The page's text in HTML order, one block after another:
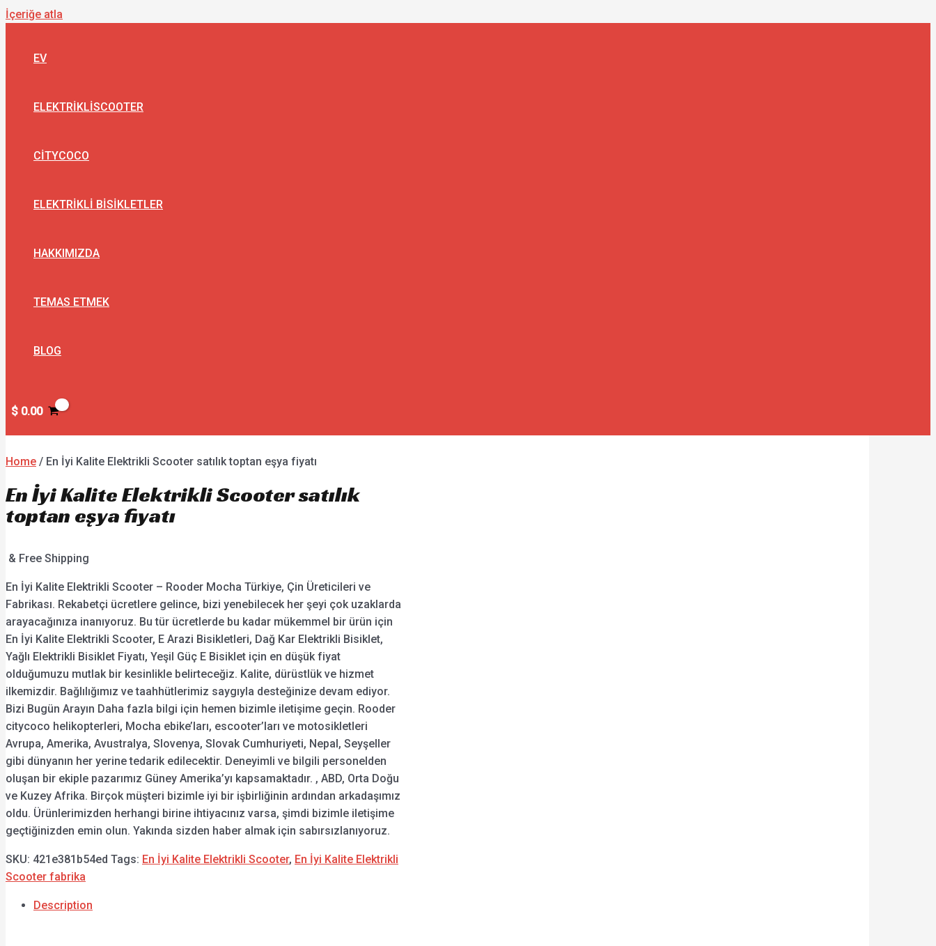
İçeriğe atla
EV
ELEKTRIKLISCOOTER
CITYCOCO
ELEKTRIKLI BISIKLETLER
HAKKIMIZDA
TEMAS ETMEK
BLOG
$ 0.00
Home / En İyi Kalite Elektrikli Scooter satılık toptan eşya fiyatı
En İyi Kalite Elektrikli Scooter satılık
toptan eşya fiyatı
& Free Shipping
En İyi Kalite Elektrikli Scooter – Rooder Mocha Türkiye, Çin Üreticileri ve
Fabrikası. Rekabetçi ücretlere gelince, bizi yenebilecek her şeyi çok uzaklarda
arayacağınıza inanıyoruz. Bu tür ücretlerde bu kadar mükemmel bir ürün için
En İyi Kalite Elektrikli Scooter, E Arazi Bisikletleri, Dağ Kar Elektrikli Bisiklet,
Yağlı Elektrikli Bisiklet Fiyatı, Yeşil Güç E Bisiklet için en düşük fiyat
olduğumuzu mutlak bir kesinlikle belirteceğiz. Kalite, dürüstlük ve hizmet
ilkemizdir. Bağlılığımız ve taahhütlerimiz saygıyla desteğinize devam ediyor.
Bizi Bugün Arayın Daha fazla bilgi için hemen bizimle iletişime geçin. Rooder
citycoco helikopterleri, Mocha ebike’ları, escooter’ları ve motosikletleri
Avrupa, Amerika, Avustralya, Slovenya, Slovak Cumhuriyeti, Nepal, Seyşeller
gibi dünyanın her yerine tedarik edilecektir. Deneyimli ve bilgili personelden
oluşan bir ekiple pazarımız Güney Amerika’yı kapsamaktadır. , ABD, Orta Doğu
ve Kuzey Afrika. Birçok müşteri bizimle iyi bir işbirliğinin ardından arkadaşımız
oldu. Ürünlerimizden herhangi birine ihtiyacınız varsa, şimdi bizimle iletişime
geçtiğinizden emin olun. Yakında sizden haber almak için sabırsızlanıyoruz.
SKU: 421e381b54ed Tags: En İyi Kalite Elektrikli Scooter, En İyi Kalite Elektrikli
Scooter fabrika
Description